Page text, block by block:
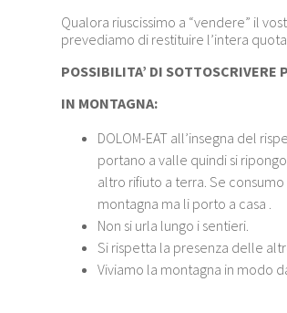
Qualora riuscissimo a “vendere” il
prevediamo di restituire l’intera
POSSIBILITA’ DI
IN MONTAGNA:
DOLOM-EAT all’insegna del
portano a valle quindi si
altro rifiuto a terra. Se
montagna ma li porto a casa .
Non si urla lungo i sentieri.
Si rispetta la presenza delle
Viviamo la montagna in modo